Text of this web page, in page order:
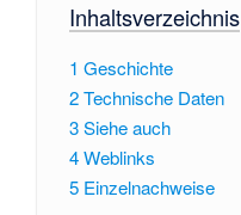
Inhaltsverzeichnis
1 Geschichte
2Technische Daten
3Siehe auch
4Weblinks
5 Einzelnachweise